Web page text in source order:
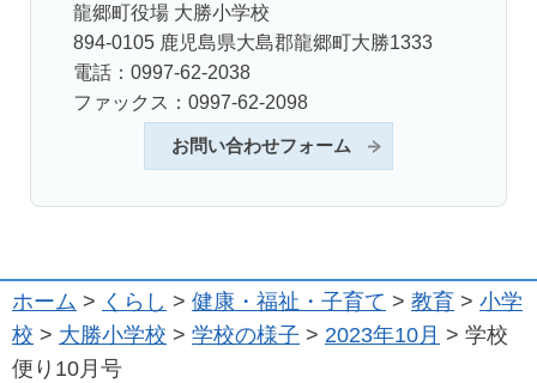
龍郷町役場 大勝小学校
894-0105 鹿児島県大島郡龍郷町大勝1333
電話：0997-62-2038
ファックス：0997-62-2098
お問い合わせフォーム
ホーム > くらし > 健康・福祉・子育て > 教育 > 小学
校 > 大勝小学校 > 学校の様子 > 2023年10月 > 学校
便り10月号